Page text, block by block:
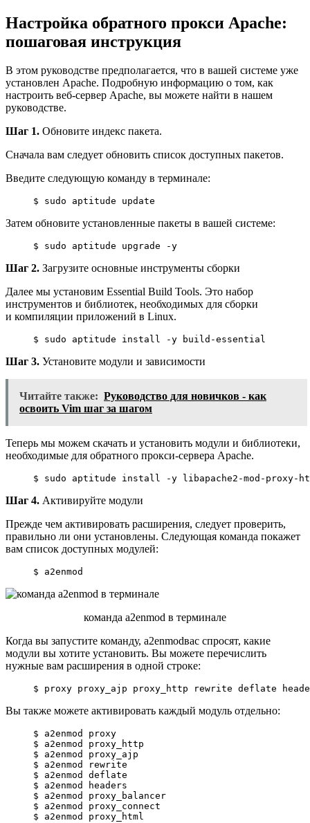
Настройка обратного прокси Apache:
пошаговая инструкция
В этом руководстве предполагается, что в вашей системе уже
установлен Apache. Подробную информацию о том, как
настроить веб-сервер Apache, вы можете найти в нашем
руководстве.
Шаг 1. Обновите индекс пакета.
Сначала вам следует обновить список доступных пакетов.
Введите следующую команду в терминале:
$ sudo aptitude update
Затем обновите установленные пакеты в вашей системе:
$ sudo aptitude upgrade -y
Шаг 2. Загрузите основные инструменты сборки
Далее мы установим Essential Build Tools. Это набор
инструментов и библиотек, необходимых для сборки
и компиляции приложений в Linux.
$ sudo aptitude install -y build-essential
Шаг 3. Установите модули и зависимости
Читайте также: Руководство для новичков - как
освоить Vim шаг за шагом
Теперь мы можем скачать и установить модули и библиотеки,
необходимые для обратного прокси-сервера Apache.
$ sudo aptitude install -y libapache2-mod-proxy-
Шаг 4. Активируйте модули
Прежде чем активировать расширения, следует проверить,
правильно ли они установлены. Следующая команда покажет
вам список доступных модулей:
$ a2enmod
команда a2enmod в терминале
Когда вы запустите команду, a2enmodвас спросят, какие
модули вы хотите установить. Вы можете перечислить
нужные вам расширения в одной строке:
$ proxy proxy_ajp proxy_http rewrite deflate
Вы также можете активировать каждый модуль отдельно:
$ a2enmod proxy
$ a2enmod proxy_http
$ a2enmod proxy_ajp
$ a2enmod rewrite
$ a2enmod deflate
$ a2enmod headers
$ a2enmod proxy_balancer
$ a2enmod proxy_connect
$ a2enmod proxy_html